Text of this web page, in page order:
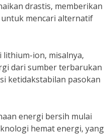
drastis, memberikan
mencari alternatif
lithium-ion, misalnya,
dari sumber terbarukan
ketidakstabilan pasokan
energi bersih mulai
hemat energi, yang